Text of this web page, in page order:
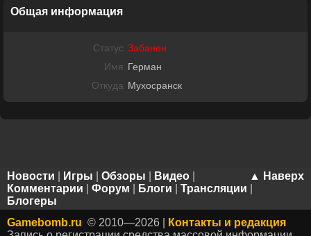
Общая информация
Статус Забанен
Имя Герман
Откуда Мухосранск
▲ Наверх
Новости Игры Обзоры Видео
Комментарии
Форум Блоги Трансляции
Блогеры
Gamebomb.ru © 2010—2026 |
Контакты и редакция